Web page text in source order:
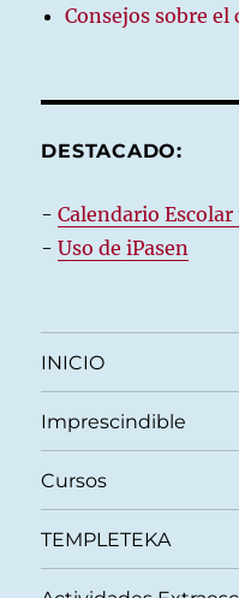
Consejos sobre el
DESTACADO:
-Calendario
-Uso de iPasen
INICIO
Imprescindible
Cursos
TEMPLETEKA